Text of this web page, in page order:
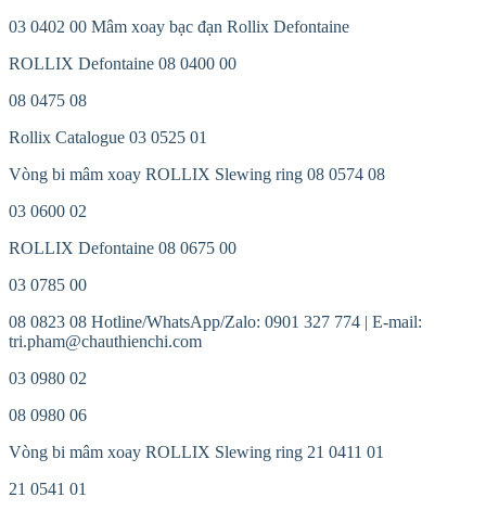
03 0402 00 Mâm xoay bạc đạn Rollix Defontaine
ROLLIX Defontaine 08 0400 00
08 0475 08
Rollix Catalogue 03 0525 01
Vòng bi mâm xoay ROLLIX Slewing ring 08 0574 08
03 0600 02
ROLLIX Defontaine 08 0675 00
03 0785 00
08 0823 08 Hotline/WhatsApp/Zalo: 0901 327 774 | E-mail:
tri.pham@chauthienchi.com
03 0980 02
08 0980 06
Vòng bi mâm xoay ROLLIX Slewing ring 21 0411 01
21 0541 01